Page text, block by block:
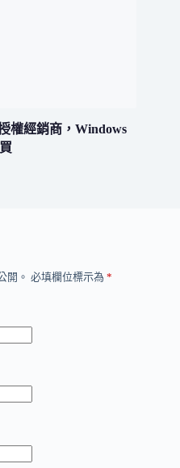
權經銷商，Windows
開。 必填欄位標示為 *